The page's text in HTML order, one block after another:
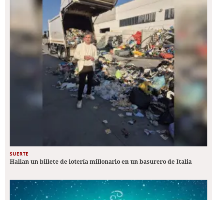
SUERTE
Hallan un billete de lotería millonario en un basurero de Italia